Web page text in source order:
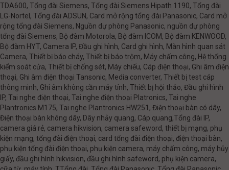
TDA600, Tổng đài Siemens, Tổng đài Siemens Hipath 1190, Tổng đài
LG-Nortel, Tổng đài ADSUN, Card mở rộng tổng đài Panasonic, Card mở
rộng tổng đài Siemens, Nguồn dự phòng Panasonic, nguồn dự phòng
tổng đài Siemens, Bộ đàm Motorola, Bộ đàm ICOM, Bộ đàm KENWOOD,
Bộ đàm HYT, Camera IP, Đầu ghi hình, Card ghi hình, Màn hình quan sát
Camera, Thiết bị báo cháy, Thiết bị báo trộm, Máy chấm công, Hệ thống
kiểm soát cửa, Thiết bị chống sét, Máy chiếu, Cáp điện thoại, Ghi âm điện
thoại, Ghi âm điện thoại Tansonic, Media converter, Thiết bị test cáp
thông minh, Ghi âm không cần máy tính, Thiết bị hội thảo, Đầu ghi hình
IP, Tai nghe điện thoại, Tai nghe điện thoại Platronics, Tai nghe
Plantronics M175, Tai nghe Plantronics HW251, Điện thoại bàn có dây,
Điện thoại bàn không dây, Dây nhảy quang, Cáp quang,Tổng đài IP,
camera giá rẻ, camera hikvision, camera safeword, thiết bị mạng, phụ
kiện mạng, tổng đài điện thoại, card tổng đài điện thoại, điện thoại bàn,
phụ kiện tổng đài điện thoại, phụ kiện camera, máy chấm công, máy hủy
giấy, đầu ghi hình hikvision, đầu ghi hình safeword, phụ kiện camera,